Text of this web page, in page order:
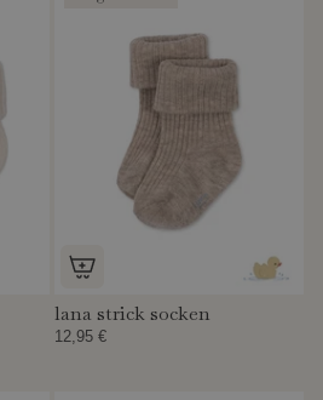
lana strick socken
12,95 €